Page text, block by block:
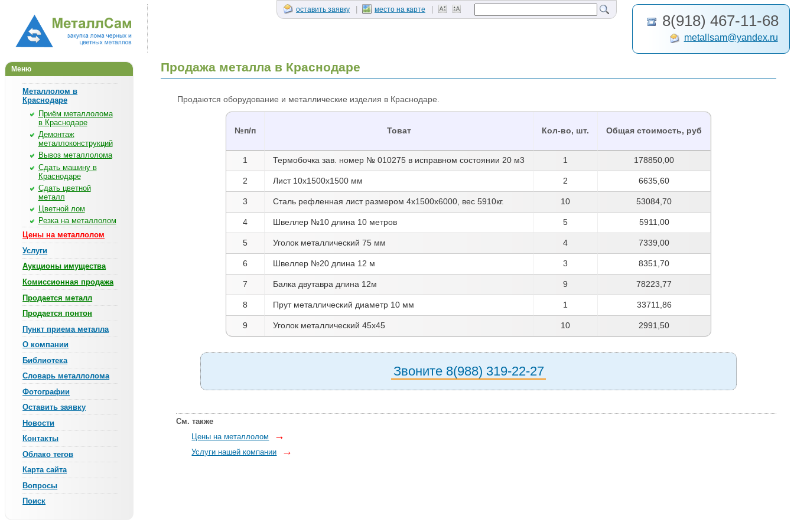
8(918) 467-11-68
metallsam@yandex.ru
оставить заявку место на карте
Меню
Металлолом в
Краснодаре
Приём металлолома
в Краснодаре
Демонтаж
металлоконструкций
Вывоз металлолома
Сдать машину в
Краснодаре
Сдать цветной
металл
Цветной лом
Резка на металлолом
Цены на металлолом
Услуги
Аукционы имущества
Комиссионная продажа
Продается металл
Продается понтон
Пункт приема металла
О компании
Библиотека
Словарь металлолома
Фотографии
Оставить заявку
Новости
Контакты
Облако тегов
Карта сайта
Вопросы
Поиск
Продажа металла в Краснодаре
Продаются оборудование и металлические изделия в Краснодаре.
№п/п Товат Кол-во, шт. Общая стоимость, руб
1 Термобочка зав. номер № 010275 в исправном состоянии 20 м3 1 178850,00
2 Лист 10х1500х1500 мм 2 6635,60
3 Сталь рефленная лист размером 4х1500х6000, вес 5910кг. 10 53084,70
4 Швеллер №10 длина 10 метров 5 5911,00
5 Уголок металлический 75 мм 4 7339,00
6 Швеллер №20 длина 12 м 3 8351,70
7 Балка двутавра длина 12м 9 78223,77
8 Прут металлический диаметр 10 мм 1 33711,86
9 Уголок металлический 45х45 10 2991,50
Звоните 8(988) 319-22-27
См. также
Цены на металлолом
→
Услуги нашей компании →